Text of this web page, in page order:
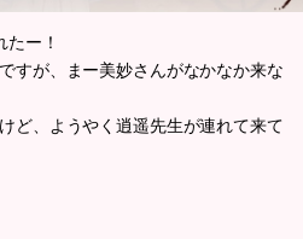
ー！
すが、まー美妙さんがなかなか来な
ど、ようやく逍遥先生が連れて来て